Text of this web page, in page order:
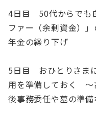
4日目 50代からでも
ファー（余剰資金）
年金の繰り下げ
5日目 おひとりさま
用を準備しておく ～
後事務委任や墓の準